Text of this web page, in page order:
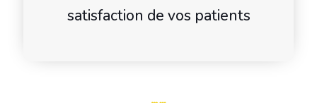
satisfaction de vos patients